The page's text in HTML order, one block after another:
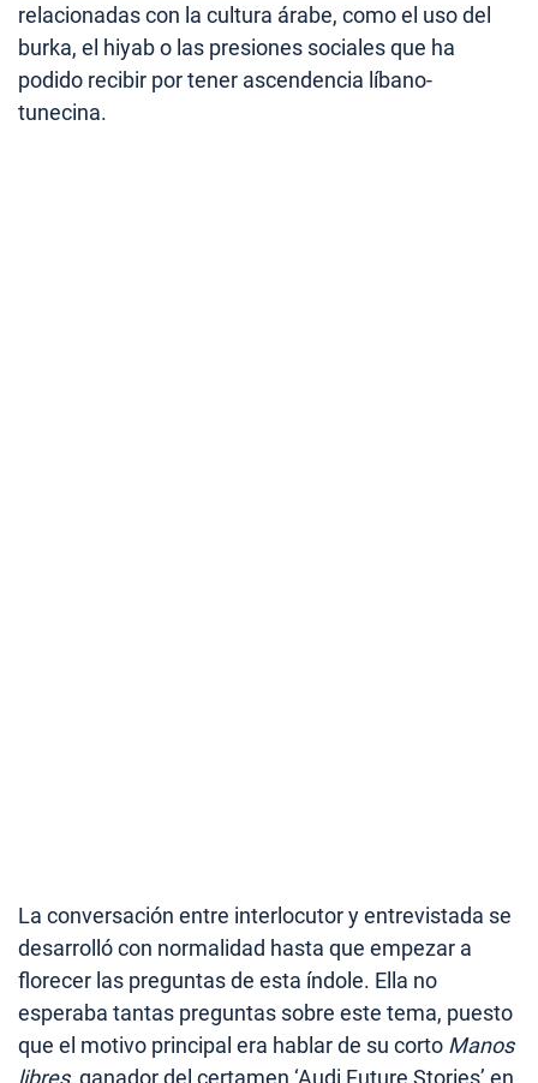
relacionadas con la cultura árabe, como el uso del
burka, el hiyab o las presiones sociales que ha
podido recibir por tener ascendencia líbano-
tunecina.
La conversación entre interlocutor y entrevistada se
desarrolló con normalidad hasta que empezar a
florecer las preguntas de esta índole. Ella no
esperaba tantas preguntas sobre este tema, puesto
que el motivo principal era hablar de su corto Manos
libres, ganador del certamen ‘Audi Future Stories’ en